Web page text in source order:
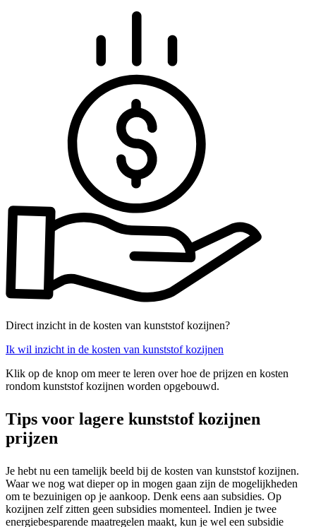
Direct inzicht in de kosten van kunststof kozijnen?
Ik wil inzicht in de kosten van kunststof kozijnen
Klik op de knop om meer te leren over hoe de prijzen en kosten
rondom kunststof kozijnen worden opgebouwd.
Tips voor lagere kunststof kozijnen
prijzen
Je hebt nu een tamelijk beeld bij de kosten van kunststof kozijnen.
Waar we nog wat dieper op in mogen gaan zijn de mogelijkheden
om te bezuinigen op je aankoop. Denk eens aan subsidies. Op
kozijnen zelf zitten geen subsidies momenteel. Indien je twee
energiebesparende maatregelen maakt, kun je wel een subsidie